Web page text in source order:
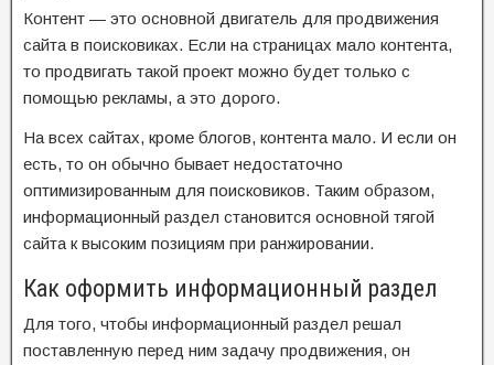
Контент — это основной двигатель для продвижения
сайта в поисковиках. Если на страницах мало контента,
то продвигать такой проект можно будет только с
помощью рекламы, а это дорого.
На всех сайтах, кроме блогов, контента мало. И если он
есть, то он обычно бывает недостаточно
оптимизированным для поисковиков. Таким образом,
информационный раздел становится основной тягой
сайта к высоким позициям при ранжировании.
Как оформить информационный раздел
Для того, чтобы информационный раздел решал
поставленную перед ним задачу продвижения, он